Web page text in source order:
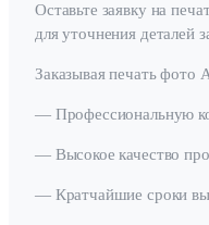
Оставьте заявку на
для уточнения деталей
Заказывая печать
— Профессиональную
— Высокое качество
— Кратчайшие сроки